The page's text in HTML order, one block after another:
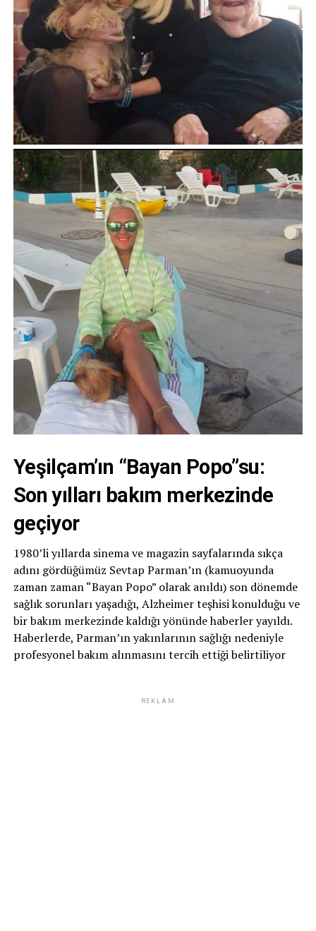
Yeşilçam’ın “Bayan Popo”su:
Son yılları bakım merkezinde
geçiyor
1980’li yıllarda sinema ve magazin sayfalarında sıkça
adını gördüğümüz Sevtap Parman’ın (kamuoyunda
zaman zaman “Bayan Popo” olarak anıldı) son dönemde
sağlık sorunları yaşadığı, Alzheimer teşhisi konulduğu ve
bir bakım merkezinde kaldığı yönünde haberler yayıldı.
Haberlerde, Parman’ın yakınlarının sağlığı nedeniyle
profesyonel bakım alınmasını tercih ettiği belirtiliyor
REKLAM